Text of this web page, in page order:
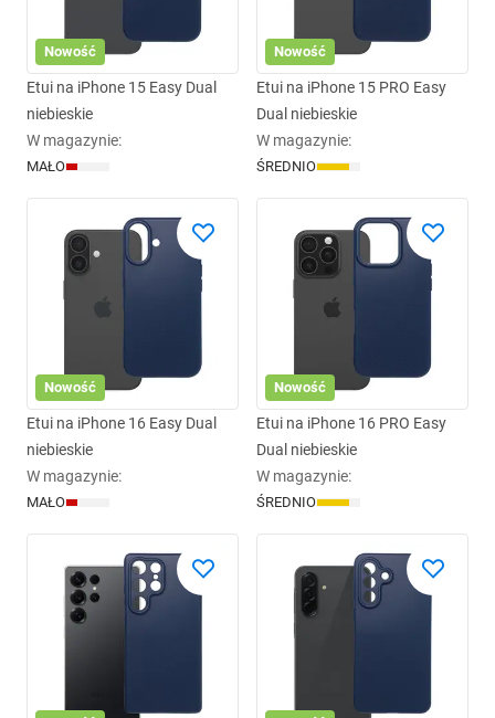
Nowość
Etui na iPhone 15 Easy Dual
niebieskie
W magazynie:
MAŁO
Nowość
Etui na iPhone 15 PRO Easy
Dual niebieskie
W magazynie:
ŚREDNIO
Nowość
Etui na iPhone 16 Easy Dual
niebieskie
W magazynie:
MAŁO
Nowość
Etui na iPhone 16 PRO Easy
Dual niebieskie
W magazynie:
ŚREDNIO